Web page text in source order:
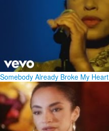
Somebody Already Broke My Heart